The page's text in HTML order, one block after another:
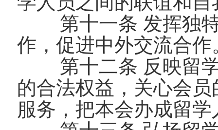
第十一条 发挥独
作，促进中外交流合作
第十二条 反映留
的合法权益，关心会
服务，把本会办成留